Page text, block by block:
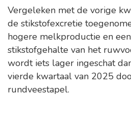
Vergeleken met de vorige
de stikstofexcretie
hogere melkproductie en
stikstofgehalte van het
wordt iets lager ingeschat
vierde kwartaal van 2025
rundveestapel.